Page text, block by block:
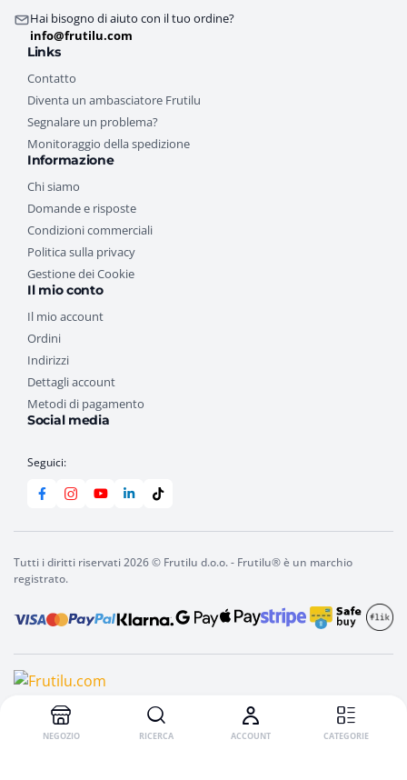
Hai bisogno di aiuto con il tuo ordine?
info@frutilu.com
Links
Contatto
Diventa un ambasciatore Frutilu
Segnalare un problema?
Monitoraggio della spedizione
Informazione
Chi siamo
Domande e risposte
Condizioni commerciali
Politica sulla privacy
Gestione dei Cookie
Il mio conto
Il mio account
Ordini
Indirizzi
Dettagli account
Metodi di pagamento
Social media
Seguici:
Tutti i diritti riservati 2026 © Frutilu d.o.o. - Frutilu® è un marchio
registrato.
NEGOZIO RICERCA ACCOUNT CATEGORIE